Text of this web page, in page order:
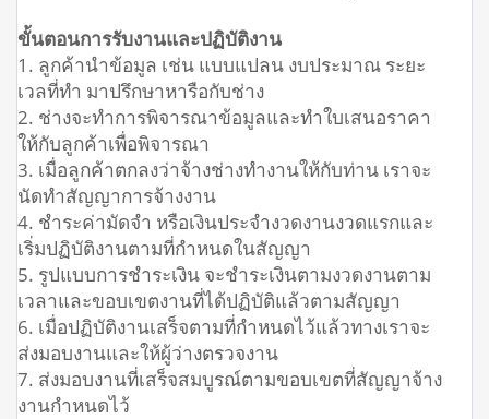
ขั้นตอนการรับงานและปฏิบัติงาน
1. ลูกค้านำข้อมูล เช่น แบบแปลน งบประมาณ ระยะ
เวลที่ทำ มาปรึกษาหารือกับช่าง
2. ช่างจะทำการพิจารณาข้อมูลและทำใบเสนอราคา
ให้กับลูกค้าเพื่อพิจารณา
3. เมื่อลูกค้าตกลงว่าจ้างช่างทำงานให้กับท่าน เราจะ
นัดทำสัญญาการจ้างงาน
4. ชำระค่ามัดจำ หรือเงินประจำงวดงานงวดแรกและ
เริ่มปฏิบัติงานตามที่กำหนดในสัญญา
5. รูปแบบการชำระเงิน จะชำระเงินตามงวดงานตาม
เวลาและขอบเขตงานที่ได้ปฏิบัติแล้วตามสัญญา
6. เมื่อปฏิบัติงานเสร็จตามที่กำหนดไว้แล้วทางเราจะ
ส่งมอบงานและให้ผู้ว่างตรวจงาน
7. ส่งมอบงานที่เสร็จสมบูรณ์ตามขอบเขตที่สัญญาจ้าง
งานกำหนดไว้